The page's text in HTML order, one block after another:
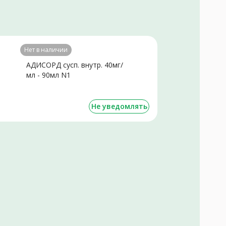
Нет в наличии
АДИСОРД сусп. внутр. 40мг/
мл - 90мл N1
Не уведомлять